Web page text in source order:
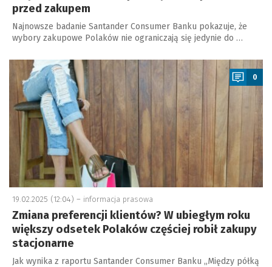
przed zakupem
Najnowsze badanie Santander Consumer Banku pokazuje, że
wybory zakupowe Polaków nie ograniczają się jedynie do …
a
0
19.02.2025 (12:04) – informacja prasowa
Zmiana preferencji klientów? W ubiegłym roku
większy odsetek Polaków częściej robił zakupy
stacjonarne
Jak wynika z raportu Santander Consumer Banku „Między półką